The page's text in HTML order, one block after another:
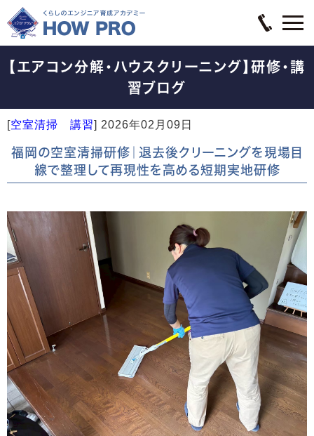
【エアコン分解・ハウスクリーニング】研修・講
習ブログ
[空室清掃 講習] 2026年02月09日
福岡の空室清掃研修｜退去後クリーニングを現場目
線で整理して再現性を高める短期実地研修